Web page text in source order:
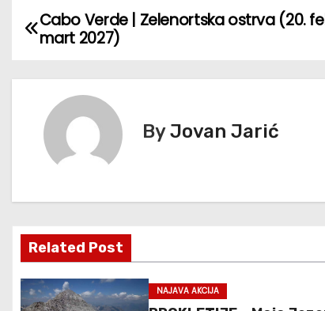
К
ч
л
Cabo Verde | Zelenortska ostrva (20.
mart 2027)
ByJovan Jarić
Related Post
NAJAVA AKCIJA